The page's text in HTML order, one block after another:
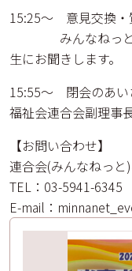
15:25～ 意見交換・
みんなねっと岡
生にお聞きします。
15:55～ 閉会のあ
福祉会連合会副理事長
【お問い合わせ
連合会(みんなねっと
TEL：03-5941-6345
E-mail：